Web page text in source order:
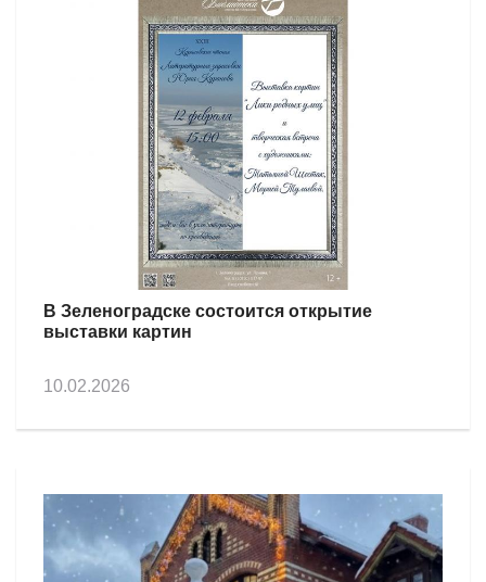
В Зеленоградске состоится открытие
выставки картин
10.02.2026